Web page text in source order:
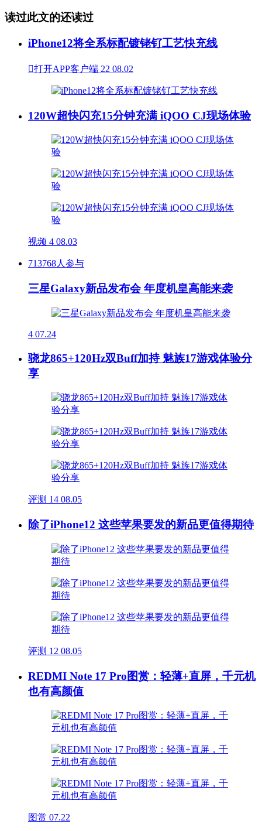
读过此文的还读过
iPhone12将全系标配镀铑钌工艺快充线
打开APP客户端 22 08.02
120W超快闪充15分钟充满 iQOO CJ现场体验
视频 4 08.03
713768人参与
三星Galaxy新品发布会 年度机皇高能来袭
4 07.24
骁龙865+120Hz双Buff加持 魅族17游戏体验分
享
评测 14 08.05
除了iPhone12 这些苹果要发的新品更值得期待
评测 12 08.05
REDMI Note 17 Pro图赏：轻薄+直屏，千元机
也有高颜值
图赏 07.22